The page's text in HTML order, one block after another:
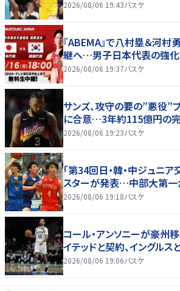
2026/08/06 19:43バスケ
『ABEMA』で八村塁＆河
継へ…男子日本代表の強
2026/08/06 19:37バスケ
サンズ、攻守の要の”悪役”
に合意…3年約115億円の
2026/08/06 19:23バスケ
「第34回日・韓・中ジュニ
スターが発表…中部大第一
2026/08/06 19:18バスケ
コール・アンソニーが豪州
イテッドと契約、イングルス
2026/08/06 19:06バスケ